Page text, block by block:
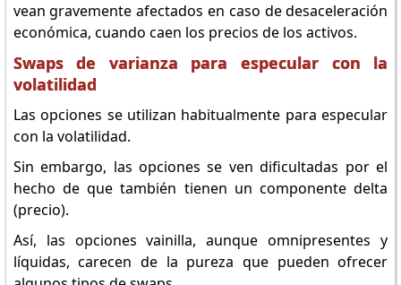
vean gravemente afectados en caso de desaceleración
económica, cuando caen los precios de los activos.
Swaps de varianza para especular con la
volatilidad
Las opciones se utilizan habitualmente para especular
con la volatilidad.
Sin embargo, las opciones se ven dificultadas por el
hecho de que también tienen un componente delta
(precio).
Así, las opciones vainilla, aunque omnipresentes y
líquidas, carecen de la pureza que pueden ofrecer